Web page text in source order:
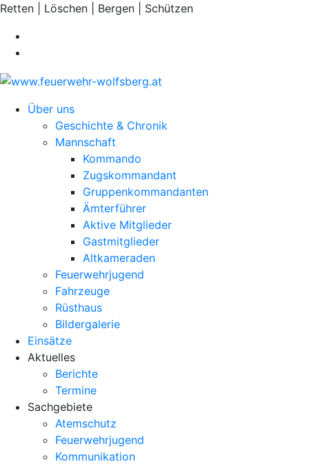
Retten | Löschen | Bergen | Schützen
Über uns
Geschichte & Chronik
Mannschaft
Kommando
Zugskommandant
Gruppenkommandanten
Ämterführer
Aktive Mitglieder
Gastmitglieder
Altkameraden
Feuerwehrjugend
Fahrzeuge
Rüsthaus
Bildergalerie
Einsätze
Aktuelles
Berichte
Termine
Sachgebiete
Atemschutz
Feuerwehrjugend
Kommunikation